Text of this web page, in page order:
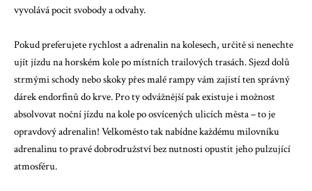
vyvolává pocit svobody a odvahy.
Pokud preferujete rychlost a adrenalin na kolesech, určitě si nenechte
ujít jízdu na horském kole po místních trailových trasách. Sjezd dolů
strmými schody nebo skoky přes malé rampy vám zajistí ten správný
dárek endorfinů do krve. Pro ty odvážnější pak existuje i možnost
absolvovat noční jízdu na kole po osvícených ulicích města – to je
opravdový adrenalin! Velkoměsto tak nabídne každému milovníku
adrenalinu to pravé dobrodružství bez nutnosti opustit jeho pulzující
atmosféru.